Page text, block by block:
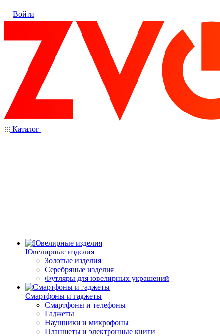
Войти
Каталог
Ювелирные изделия
Золотые изделия
Серебряные изделия
Футляры для ювелирных украшений
Смартфоны и гаджеты
Смартфоны и телефоны
Гаджеты
Наушники и микрофоны
Планшеты и электронные книги